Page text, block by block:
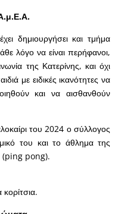
δημιουργήσει και τμήμα
λόγο να είναι περήφανοι,
της Κατερίνης, και όχι
με ειδικές ικανότητες να
και να αισθανθούν
του 2024 ο σύλλογος
του και το άθλημα της
(ping pong).
κορίτσια.